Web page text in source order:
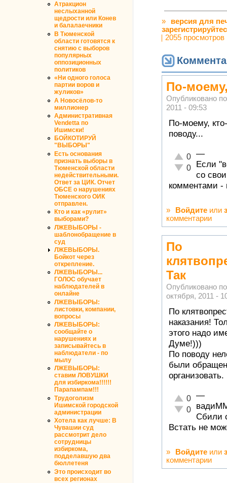
Атракцион
неслыханной
щедрости или Конев
и балалаечники
В Тюменской
области готовятся к
снятию с выборов
популярных
оппозиционных
политиков
«Ни одного голоса
партии воров и
жуликов»
А Новосёлов-то
миллионер
Административная
Vendetta по
Ишимски!
БОЙКОТИРУЙ
"ВЫБОРЫ"
Есть основания
признать выборы в
Тюменской области
недействительными.
Ответ за ЦИК. Отчет
ОБСЕ о нарушениях
Тюменского ОИК
отправлен.
Кто и как «рулит»
выборами?
ЛЖЕВЫБОРЫ -
шаблонобращение в
суд
ЛЖЕВЫБОРЫ.
Бойкот через
открепление.
ЛЖЕВЫБОРЫ...
ГОЛОС обучает
наблюдателей в
онлайне
ЛЖЕВЫБОРЫ:
листовки, компании,
вопросы
ЛЖЕВЫБОРЫ:
сообщайте о
нарушениях и
записывайтесь в
наблюдатели - по
мылу
ЛЖЕВЫБОРЫ:
ставим ЛОВУШКИ
для избиркома!!!!!!
Парапампам!!!
Трудоголизм
Ишимской городской
администрации
Хотела как лучше: В
Чувашии суд
рассмотрит дело
сотрудницы
избиркома,
подделавшую два
бюллетеня
Это происходит во
всех регионах
»
версия для
2055 просмотров
По-
Опубликовано
2011 - 09:53
По-моему,
поводу...
Отлично!
0
Неадекватно!
0
—
Если
со
комментами -
» Войдите или
комментарии
По
Так
Опубликовано
октября, 2011 -
По
наказания!
этого надо
Думе!)))
По поводу
были
Отлично!
0
Неадекватно!
0
—
Сбили
Встать не
» Войдите или
комментарии